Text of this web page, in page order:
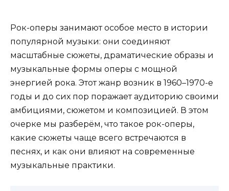
Рок-оперы занимают особое место в истории
популярной музыки: они соединяют
масштабные сюжеты, драматические образы и
музыкальные формы оперы с мощной
энергией рока. Этот жанр возник в 1960–1970-е
годы и до сих пор поражает аудиторию своими
амбициями, сюжетом и композицией. В этом
очерке мы разберём, что такое рок-оперы,
какие сюжеты чаще всего встречаются в
песнях, и как они влияют на современные
музыкальные практики.